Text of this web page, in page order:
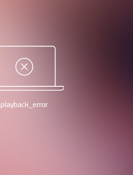
playback_error